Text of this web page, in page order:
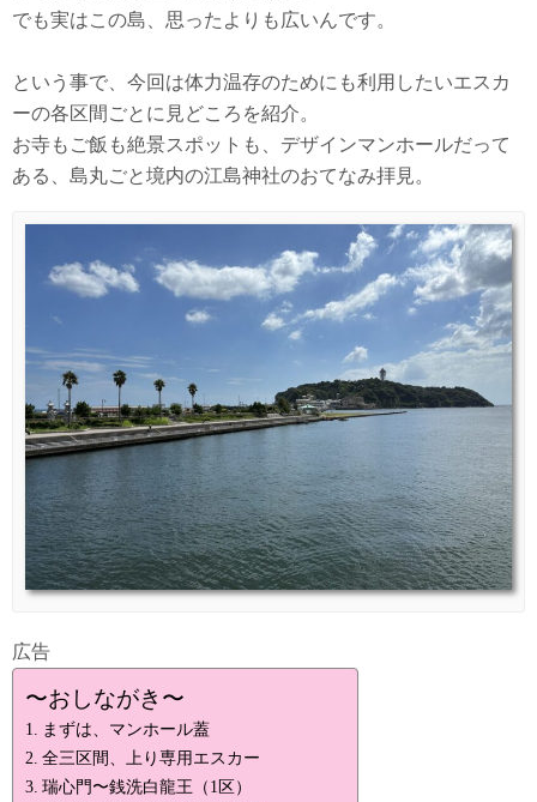
でも実はこの島、思ったよりも広いんです。
という事で、今回は体力温存のためにも利用したいエスカ
ーの各区間ごとに見どころを紹介。
お寺もご飯も絶景スポットも、デザインマンホールだって
ある、島丸ごと境内の江島神社のおてなみ拝見。
広告
〜おしながき〜
まずは、マンホール蓋
全三区間、上り専用エスカー
瑞心門〜銭洗白龍王（1区）